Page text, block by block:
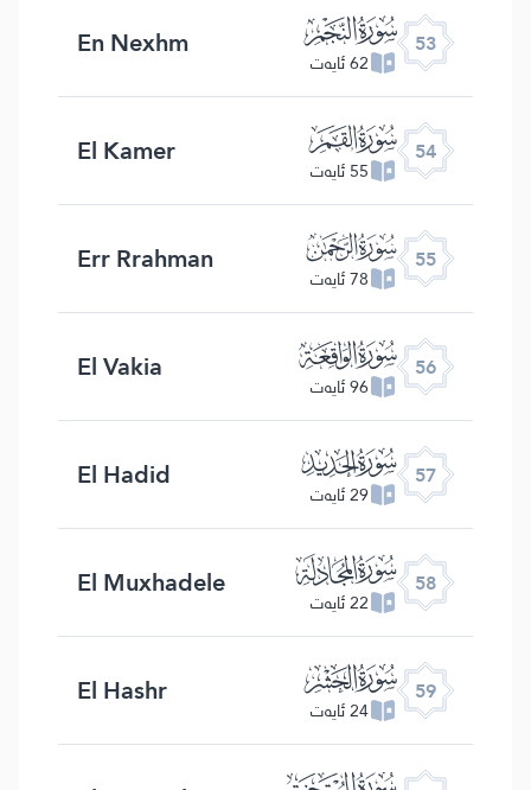
53 ﯢ
62 ئايەت En Nexhm
54 ﯣ
55 ئايەت El Kamer
55 ﯤ
78 ئايەت Err Rrahman
56 ﯥ
96 ئايەت El Vakia
57 ﯦ
29 ئايەت El Hadid
58 ﯧ
22 ئايەت El Muxhadele
59 ﯨ
24 ئايەت El Hashr